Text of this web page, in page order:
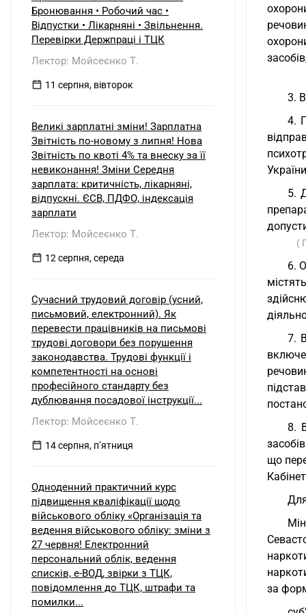
3.
4.
5.
(
6.
7.
8.
що
за
Бронювання • Робочий час •
Відпустки • Лікарняні • Звільнення.
Перевірки Держпраці і ТЦК
Лектор: Мойсеєнко Т.
11 серпня, вівторок
Великі зарплатні зміни! Зарплатна
Звітність по-новому з липня! Нова
Звітність по квоті 4% та внеску за її
невиконання! Зміни Середня
зарплата: критичність, лікарняні,
відпускні. ЄСВ, ПДФО, індексація
зарплати
Лектор: Мойсеєнко Т.
12 серпня, середа
Сучасний трудовий договір (усний,
письмовий, електронний). Як
перевести працівників на письмові
трудові договори без порушення
законодавства. Трудові функції і
компетентності на основі
професійного стандарту без
дублювання посадової інструкції...
Лектор: Мойсеєнко Т.
14 серпня, пʼятниця
Одноденний практичний курс
підвищення кваліфікації щодо
військового обліку «Організація та
ведення військового обліку: зміни з
27 червня! Електронний
персональний облік, ведення
списків, е-ВОД, звірки з ТЦК,
повідомлення до ТЦК, штрафи та
помилки...